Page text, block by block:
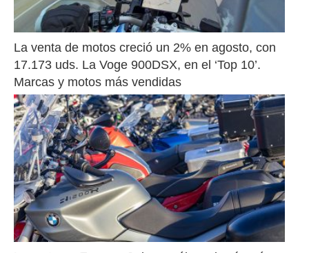
La venta de motos creció un 2% en agosto, con
17.173 uds. La Voge 900DSX, en el ‘Top 10’.
Marcas y motos más vendidas